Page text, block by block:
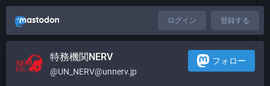
ログイン 登録する
特務機関NERV
@UN_NERV@unnerv.jp
フォロー